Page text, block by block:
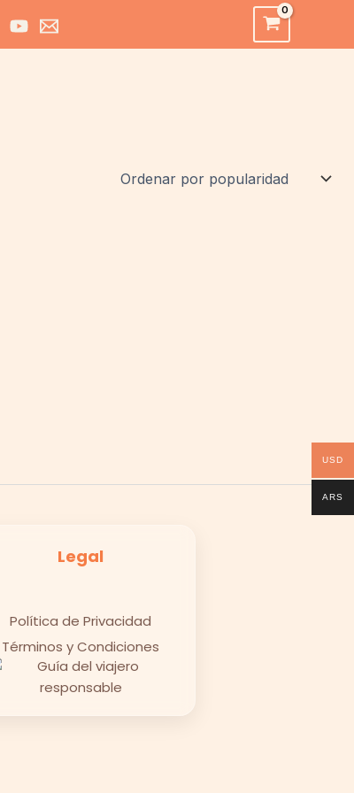
Legal
Política de Privacidad
Términos y Condiciones
USD
ARS